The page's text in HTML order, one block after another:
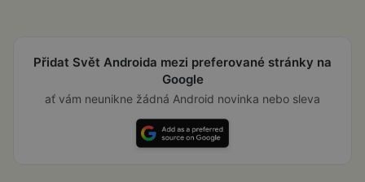
Přidat Svět Androida mezi preferované stránky na
Google
ať vám neunikne žádná Android novinka nebo sleva